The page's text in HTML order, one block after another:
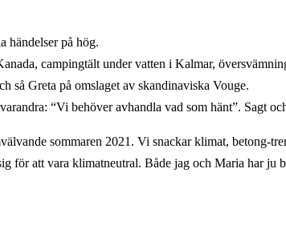
händelser på hög.
campingtält under vatten i Kalmar,
så Greta på omslaget av skandinaviska Vouge.
“Vi behöver avhandla vad som hänt”. Sagt
sommaren 2021. Vi snackar klimat, betong-
för att vara klimatneutral. Både jag och Maria har ju